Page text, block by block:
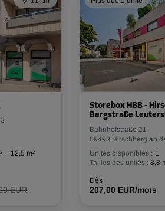
m Haut:
Dès
m Haut:
Dès
- 12,5 m²
EUR
Storebox HBB -
Bergstraße
Bahnhofstraße 21
69493 Hirschberg an
Unités disponibles : 1
Tailles des unités : 8,8
Dès
207,00 EUR/mois